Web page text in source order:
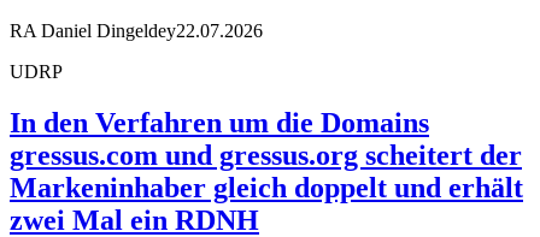
RA Daniel Dingeldey22.07.2026
UDRP
In den Verfahren um die Domains
gressus.com und gressus.org scheitert der
Markeninhaber gleich doppelt und erhält
zwei Mal ein RDNH